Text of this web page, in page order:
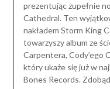
prezentując zupełnie
Cathedral. Ten
nakładem Storm King
towarzyszy album ze
Carpentera, Cody’ego
który ukaże się już w
Bones Records.